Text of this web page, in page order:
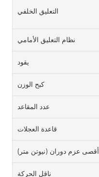
التعليق الخلفي
نظام التعليق الأمامي
يقود
كبح الوزن
عدد المقاعد
قاعدة العجلات
أقصى عزم دوران (نيوتن متر)
ناقل الحركة